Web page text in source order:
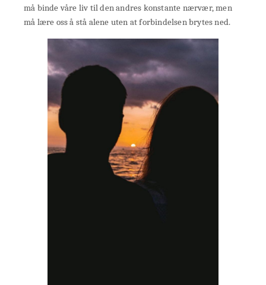
må binde våre liv til den andres konstante nærvær, men
må lære oss å stå alene uten at forbindelsen brytes ned.